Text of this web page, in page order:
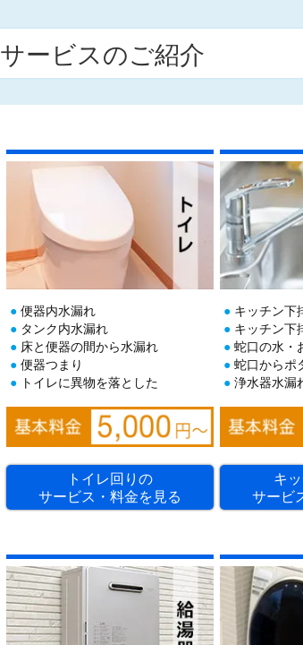
サービスのご紹介
便器内水漏れ
タンク内水漏れ
床と便器の間から水漏れ
便器つまり
トイレに異物を落とした
トイレ回りの
サービス・料金を見る
キッチン下
キッチン下
蛇口の水・
蛇口からポ
浄水器水漏
キ
サービ